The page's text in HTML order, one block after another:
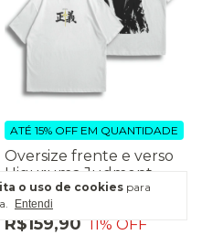
o uso de cookies para
Entendi
Oversize frente e verso
Higuruma Judment
R$159,90
R$179,90
11% OFF
ATÉ 15% OFF EM QUANTIDADE